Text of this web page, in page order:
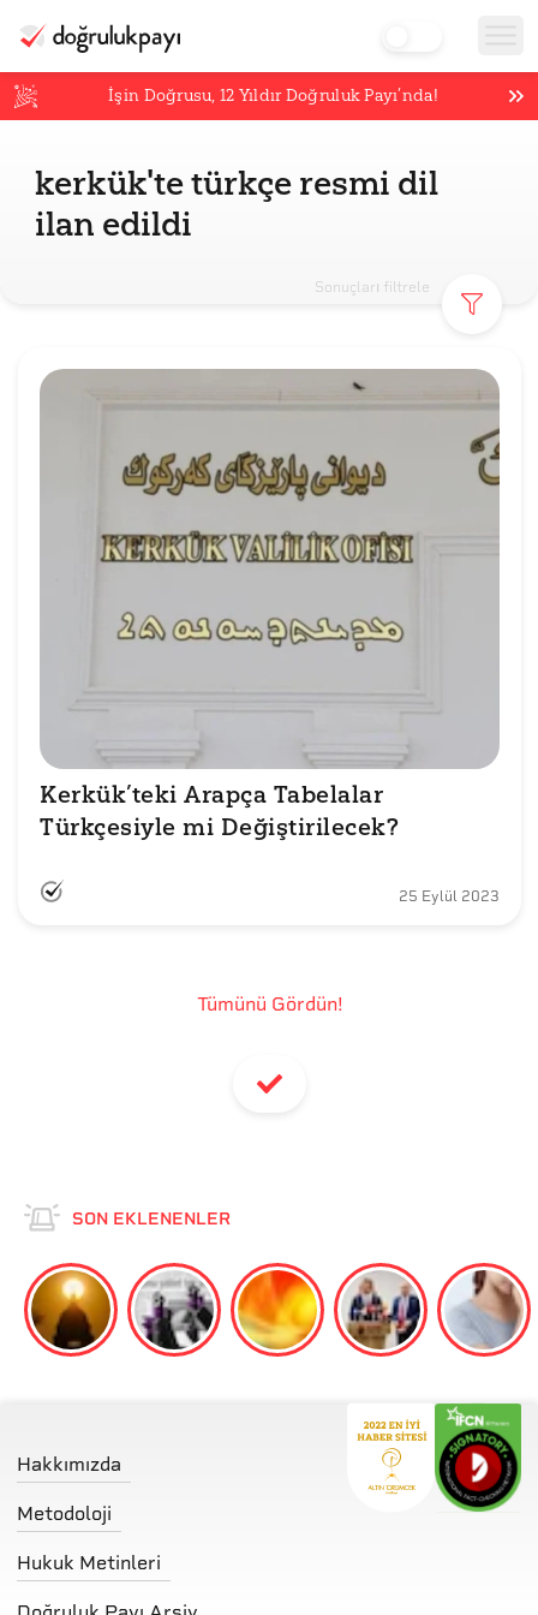
İşin Doğrusu,12 Yıldır Doğruluk Payı’nda!
kerkük'te türkçe resmi dil
ilan edildi
Sonuçları filtrele
Kerkük’teki Arapça Tabelalar
Türkçesiyle mi Değiştirilecek?
25 Eylül 2023
Tümünü Gördün!
SON EKLENENLER
Hakkımızda
Metodoloji
Hukuk Metinleri